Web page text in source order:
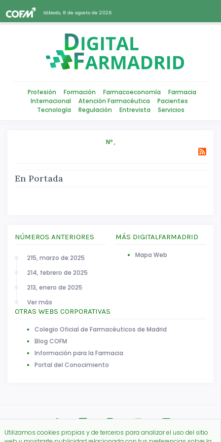
Sábado, 8 de agosto de 2026
Profesión Formación Farmacoeconomía
Farmacia
Internacional
Atención Farmacéutica
Pacientes
Tecnología
Regulación Entrevista Servicios
Nº ,
En Portada
NÚMEROS ANTERIORES
215, marzo de 2025
214, febrero de 2025
213, enero de 2025
Ver más
MÁS DIGITALFARMADRID
Mapa Web
OTRAS WEBS CORPORATIVAS
Colegio Oficial de Farmacéuticos de Madrid
Blog COFM
Información para la Farmacia
Portal del Conocimiento
Utilizamos cookies propias y de terceros para analizar el uso del sitio